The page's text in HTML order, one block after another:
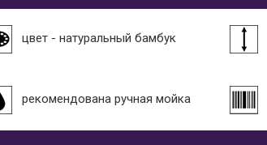
цвет - натуральный бамбук
рекомендована ручная мойка